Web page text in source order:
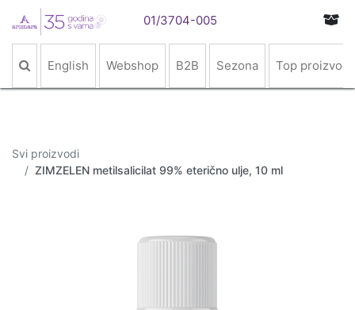
01/3704-005
English Webshop B2B Sezona Top proizvodi
Svi proizvodi
ZIMZELEN metilsalicilat 99% eterično ulje, 10 ml